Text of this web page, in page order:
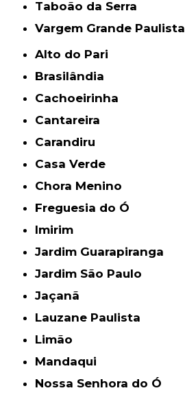
Taboão da Serra
Vargem Grande Paulista
Alto do Pari
Brasilândia
Cachoeirinha
Cantareira
Carandiru
Casa Verde
Chora Menino
Freguesia do Ó
Imirim
Jardim Guarapiranga
Jardim São Paulo
Jaçanã
Lauzane Paulista
Limão
Mandaqui
Nossa Senhora do Ó